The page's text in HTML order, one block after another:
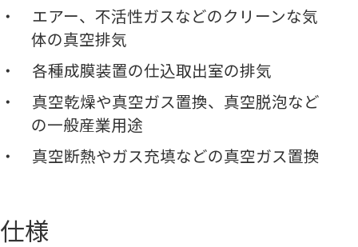
エアー、不活性ガスなどのクリーンな気
体の真空排気
各種成膜装置の仕込取出室の排気
真空乾燥や真空ガス置換、真空脱泡など
の一般産業用途
真空断熱やガス充填などの真空ガス置換
仕様